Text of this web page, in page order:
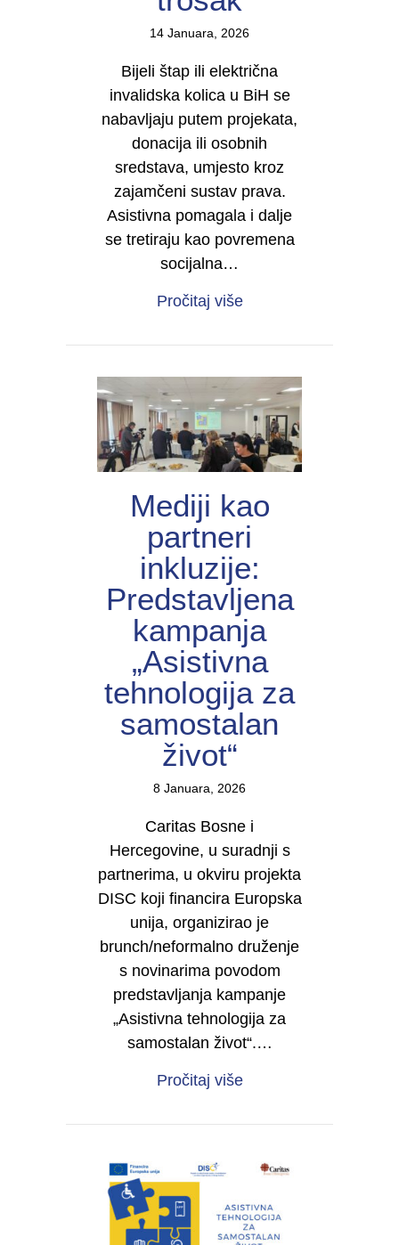
14 Januara, 2026
Bijeli štap ili električna
invalidska kolica u BiH se
nabavljaju putem projekata,
donacija ili osobnih
sredstava, umjesto kroz
zajamčeni sustav prava.
Asistivna pomagala i dalje
se tretiraju kao povremena
socijalna…
Pročitaj višeabout Samostalnost
Mediji kao
partneri
inkluzije:
Predstavljena
kampanja
„Asistivna
tehnologija za
samostalan
život“
8 Januara, 2026
Caritas Bosne i
Hercegovine, u suradnji s
partnerima, u okviru projekta
DISC koji financira Europska
unija, organizirao je
brunch/neformalno druženje
s novinarima povodom
predstavljanja kampanje
„Asistivna tehnologija za
samostalan život“.…
Pročitaj višeabout Mediji kao